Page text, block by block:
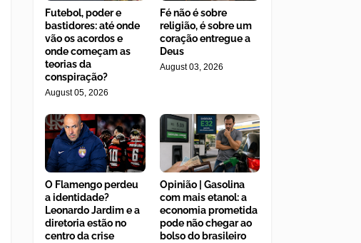
Futebol, poder e
bastidores: até onde
vão os acordos e
onde começam as
teorias da
conspiração?
August 05, 2026
Fé não é sobre
religião, é sobre um
coração entregue a
Deus
August 03, 2026
O Flamengo perdeu
a identidade?
Leonardo Jardim e a
diretoria estão no
centro da crise
Opinião | Gasolina
com mais etanol: a
economia prometida
pode não chegar ao
bolso do brasileiro